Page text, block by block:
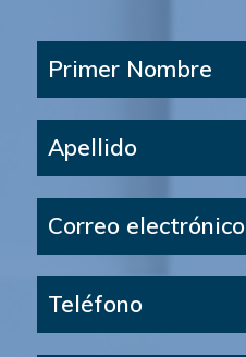
Primer Nombre
Apellido
Correo electrónico
Teléfono